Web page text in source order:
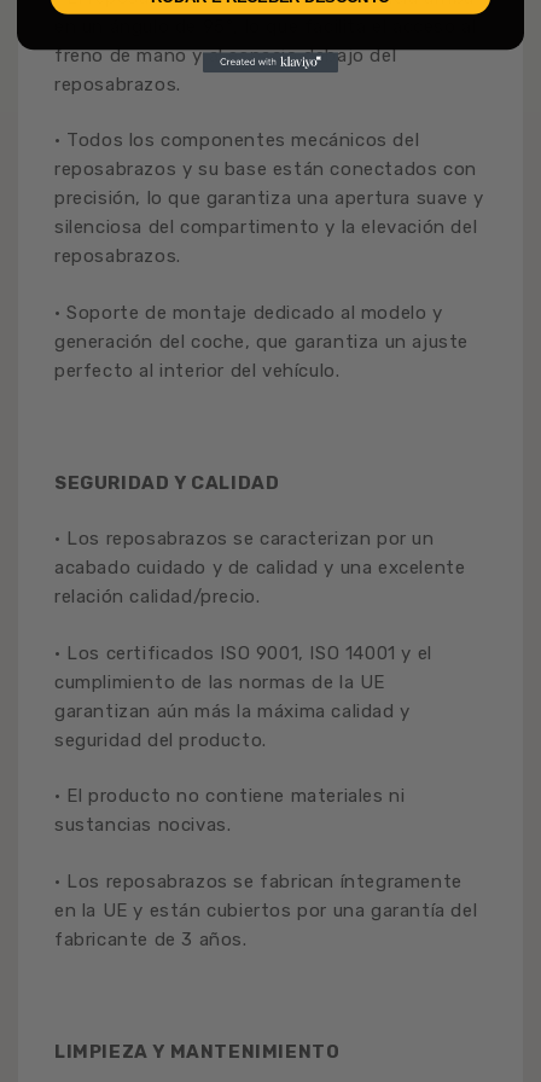
freno de mano y al espacio debajo del
reposabrazos.
• Todos los componentes mecánicos del
reposabrazos y su base están conectados con
precisión, lo que garantiza una apertura suave y
silenciosa del compartimento y la elevación del
reposabrazos.
• Soporte de montaje dedicado al modelo y
generación del coche, que garantiza un ajuste
perfecto al interior del vehículo.
SEGURIDAD Y CALIDAD
• Los reposabrazos se caracterizan por un
acabado cuidado y de calidad y una excelente
relación calidad/precio.
• Los certificados ISO 9001, ISO 14001 y el
cumplimiento de las normas de la UE
garantizan aún más la máxima calidad y
seguridad del producto.
• El producto no contiene materiales ni
sustancias nocivas.
• Los reposabrazos se fabrican íntegramente
en la UE y están cubiertos por una garantía del
fabricante de 3 años.
LIMPIEZA Y MANTENIMIENTO